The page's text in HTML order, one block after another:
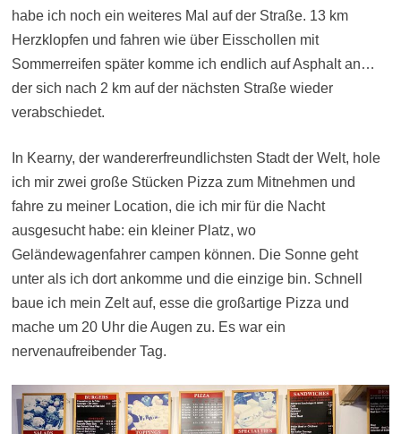
habe ich noch ein weiteres Mal auf der Straße. 13 km
Herzklopfen und fahren wie über Eisschollen mit
Sommerreifen später komme ich endlich auf Asphalt an…
der sich nach 2 km auf der nächsten Straße wieder
verabschiedet.
In Kearny, der wandererfreundlichsten Stadt der Welt, hole
ich mir zwei große Stücken Pizza zum Mitnehmen und
fahre zu meiner Location, die ich mir für die Nacht
ausgesucht habe: ein kleiner Platz, wo
Geländewagenfahrer campen können. Die Sonne geht
unter als ich dort ankomme und die einzige bin. Schnell
baue ich mein Zelt auf, esse die großartige Pizza und
mache um 20 Uhr die Augen zu. Es war ein
nervenaufreibender Tag.